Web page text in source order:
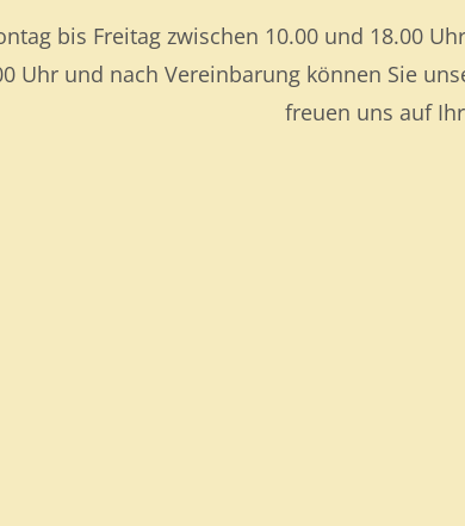
bis Freitag zwischen 10.00 und 18.00
Uhr und nach Vereinbarung können Sie
freuen uns auf